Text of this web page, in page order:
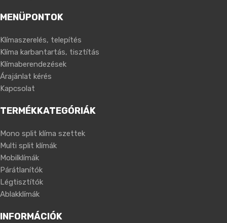
MENÜPONTOK
Klímaszerelés, telepítés
Klíma karbantartás, tisztítás
Klímaberendezések
Árajánlat kérés
Kapcsolat
TERMÉKKATEGÓRIÁK
Mono split klíma szettek
Multi split klímák
Mobilklímák
Párátlanítók
Légtisztítók
Ablakklímák
INFORMÁCIÓK